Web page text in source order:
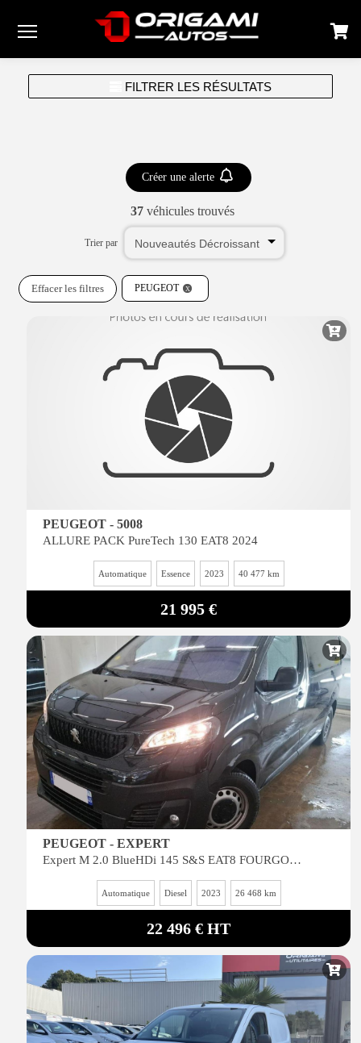
FILTRER LES RÉSULTATS
37véhicules trouvés
Créer une alerte
Trier par
PEUGEOT
Effacer les filtres
PEUGEOT - 5008
ALLURE PACK PureTech 130 EAT8 2024
Automatique Essence 2023 40 477 km
21 995 €
PEUGEOT - EXPERT
Expert M 2.0 BlueHDi 145 S&S EAT8 FOURGON NOIR
Automatique Diesel 2023 26 468 km
22 496 € HT